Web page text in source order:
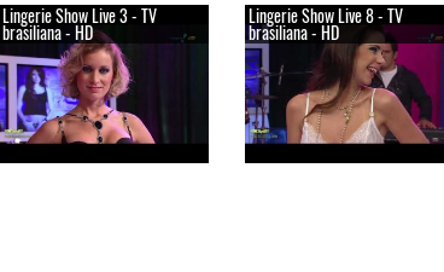
Lingerie Show Live 3 - TV
brasiliana - HD
Lingerie Show Live 8 - TV
brasiliana - HD